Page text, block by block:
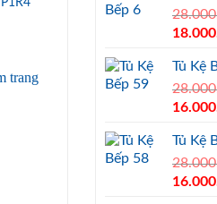
was:
Tủ Kệ
was:
Tủ Kệ